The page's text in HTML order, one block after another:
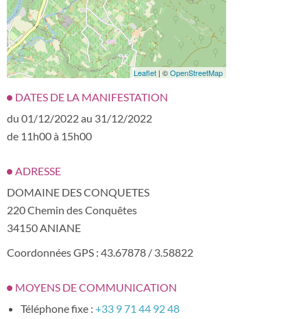
Leaflet | ©OpenStreetMap
DATES DE LA MANIFESTATION
du 01/12/2022 au 31/12/2022
de 11h00 à 15h00
ADRESSE
DOMAINE DES CONQUETES
220 Chemin des Conquêtes
34150 ANIANE
Coordonnées GPS : 43.67878 / 3.58822
MOYENS DE COMMUNICATION
Téléphone fixe : +33 9 71 44 92 48